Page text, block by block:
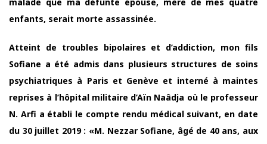
enfants, serait morte assassinée.
Atteint de troubles bipolaires et d’addiction, mon fils
Sofiane a été admis dans plusieurs structures de soins
psychiatriques à Paris et Genève et interné à maintes
reprises à l’hôpital militaire d’Aïn Naâdja où le professeur
N. Arfi a établi le compte rendu médical suivant, en date
du 30 juillet 2019 : «M. Nezzar Sofiane, âgé de 40 ans, aux